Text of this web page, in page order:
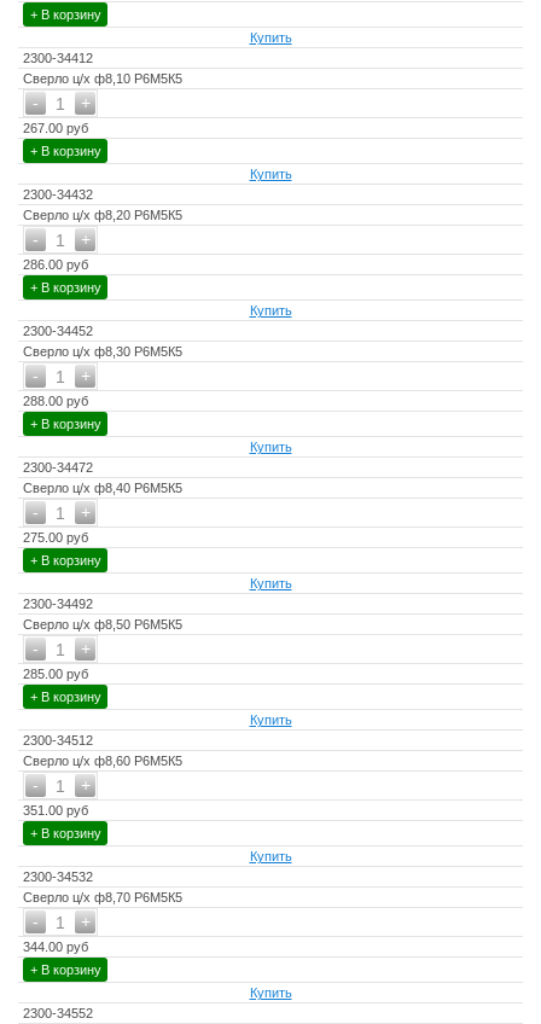
+ В корзину
Купить
2300-34412
Сверло ц/х ф8,10 Р6М5К5
+
- 1
267.00 руб
+ В корзину
Купить
2300-34432
Сверло ц/х ф8,20 Р6М5К5
+
- 1
286.00 руб
+ В корзину
Купить
2300-34452
Сверло ц/х ф8,30 Р6М5К5
+
- 1
288.00 руб
+ В корзину
Купить
2300-34472
Сверло ц/х ф8,40 Р6М5К5
+
- 1
275.00 руб
+ В корзину
Купить
2300-34492
Сверло ц/х ф8,50 Р6М5К5
+
- 1
285.00 руб
+ В корзину
Купить
2300-34512
Сверло ц/х ф8,60 Р6М5К5
+
- 1
351.00 руб
+ В корзину
Купить
2300-34532
Сверло ц/х ф8,70 Р6М5К5
+
- 1
344.00 руб
+ В корзину
Купить
2300-34552